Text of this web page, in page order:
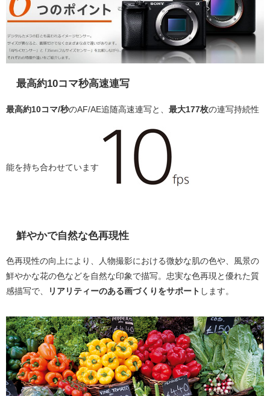
最高約10コマ秒高速連写
最高約10コマ/秒のAF/AE追随高速連写と、 最大177枚の連写持続性
能を持ち合わせています
鮮やかで自然な色再現性
色再現性の向上により、人物撮影における微妙な肌の色や、風景の
鮮やかな花の色などを自然な印象で描写。忠実な色再現と優れた質
感描写で、
リアリティーのある画づくりをサポート します。